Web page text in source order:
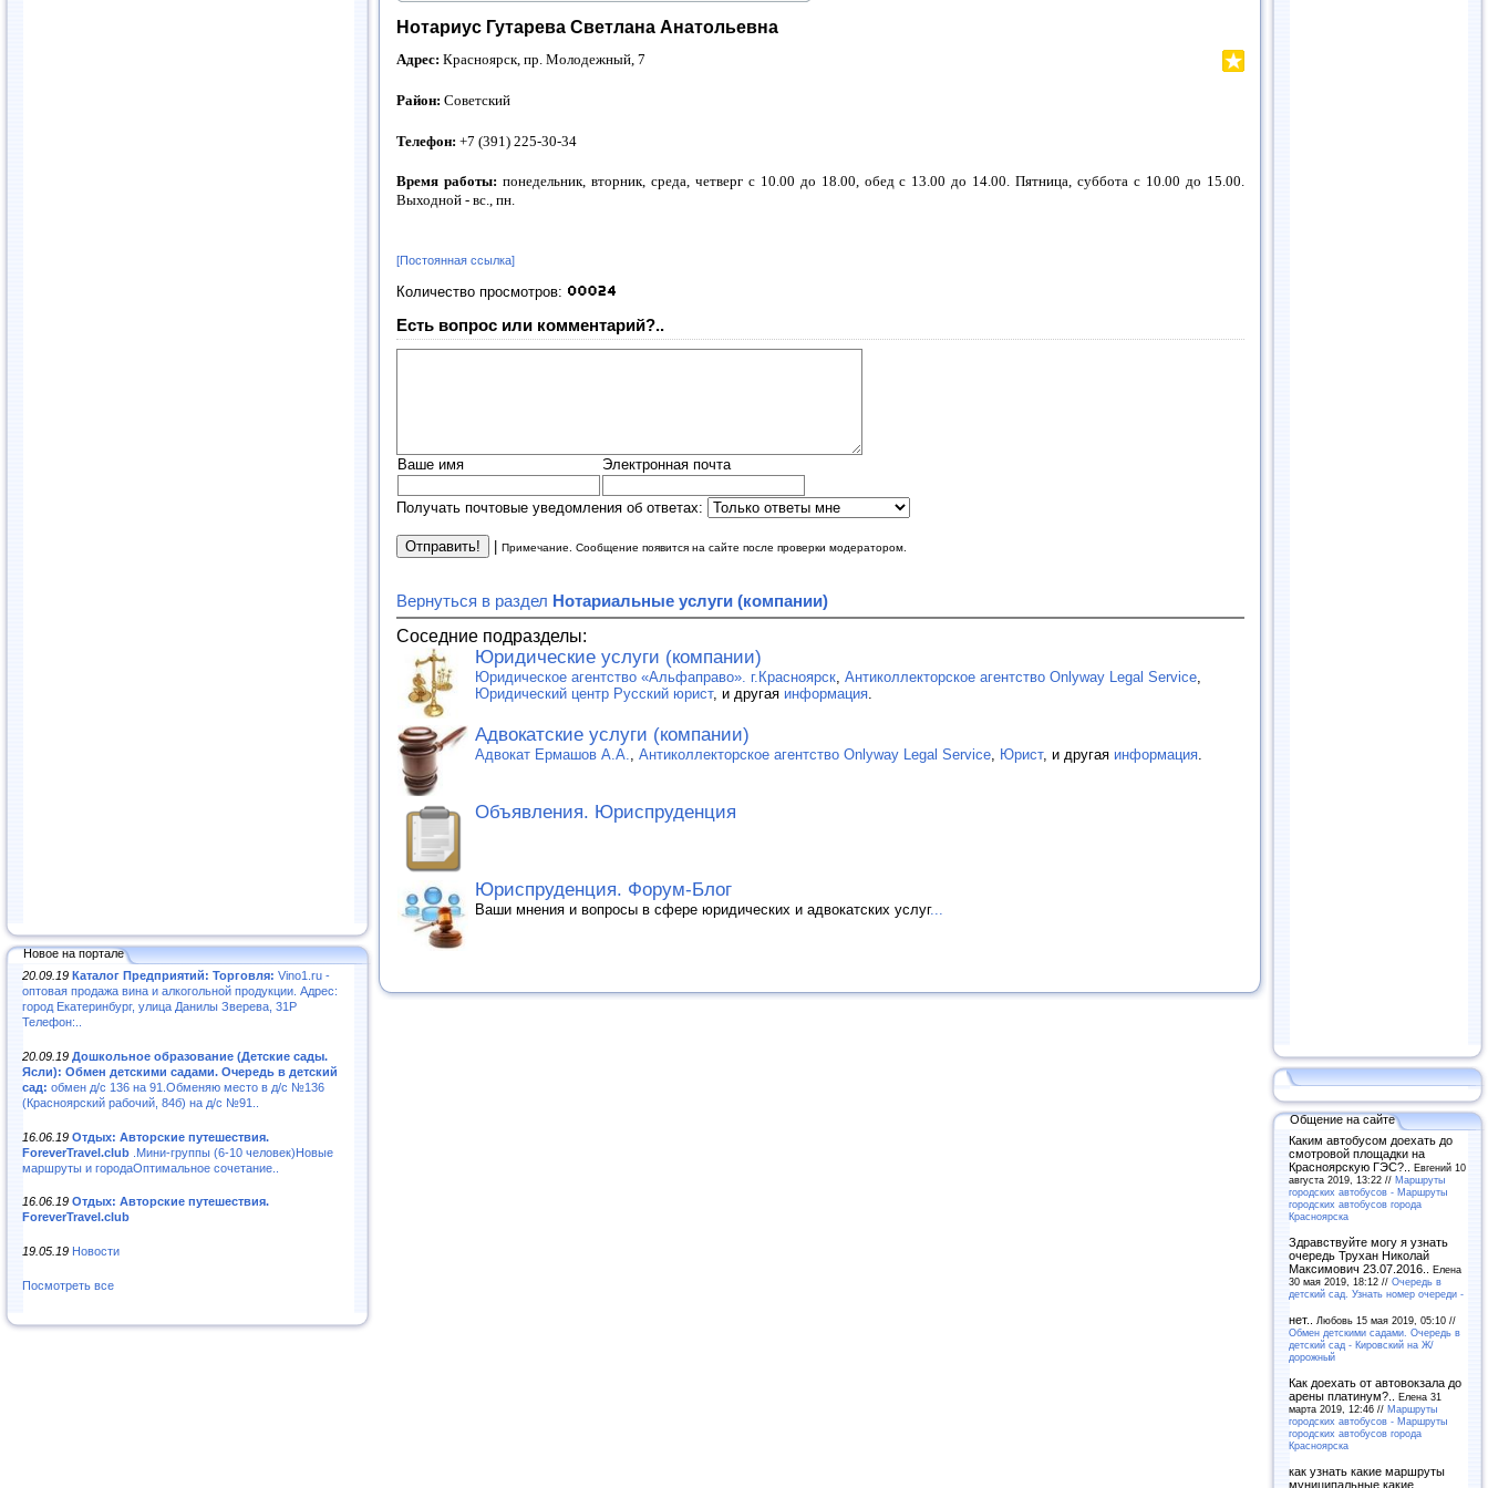
Новое на портале
20.09.19 Каталог Предприятий: Торговля: Vino1.ru -
оптовая продажа вина и алкогольной продукции. Адрес:
город Екатеринбург, улица Данилы Зверева, 31Р
Телефон:..
20.09.19 Дошкольное образование (Детские сады.
Ясли): Обмен детскими садами. Очередь в детский
сад: обмен д/с 136 на 91.Обменяю место в д/с №136
(Красноярский рабочий, 84б) на д/с №91..
16.06.19 Отдых: Авторские путешествия.
ForeverTravel.club .Мини-группы (6-10 человек)Новые
маршруты и городаОптимальное сочетание..
16.06.19 Отдых: Авторские путешествия.
ForeverTravel.club
19.05.19 Новости
Посмотреть все
Нотариус Гутарева Светлана Анатольевна
Адрес: Красноярск, пр. Молодежный, 7
Район: Советский
Телефон: +7 (391) 225-30-34
Время работы: понедельник, вторник, среда, четверг с 10.00 до 18.00, обед с 13.00 до 14.00. Пятница, суббота с 10.00 до 15.00.
Выходной - вс., пн.
[Постоянная ссылка]
Количество просмотров:
Есть вопрос или комментарий?..
Ваше имя Электронная почта
Получать почтовые уведомления об ответах:
| Примечание. Сообщение появится на сайте после проверки модератором.
Вернуться в раздел Нотариальные услуги (компании)
Соседние подразделы:
Юридические услуги (компании)
Юридическое агентство «Альфаправо». г.Красноярск Антиколлекторское агентство Onlyway Legal Service
Юридический центр Русский юрист, и другая информация
Адвокатские услуги (компании)
Адвокат Ермашов А.А. Антиколлекторское агентство Onlyway Legal Service Юрист, и другая информация
Объявления. Юриспруденция
Юриспруденция. Форум-Блог
Ваши мнения и вопросы в сфере юридических и адвокатских услуг...
Общение на сайте
Каким автобусом доехать до
смотровой площадки на
Красноярскую ГЭС?.. Евгений 10
августа 2019, 13:22 // Маршруты
городских автобусов - Маршруты
городских автобусов города
Красноярска
Здравствуйте могу я узнать
очередь Трухан Николай
Максимович 23.07.2016.. Елена
30 мая 2019, 18:12 // Очередь в
детский сад. Узнать номер очереди -
нет..
Любовь 15 мая 2019, 05:10 //
Обмен детскими садами. Очередь в
детский сад - Кировский на Ж/
дорожный
Как доехать от автовокзала до
арены платинум?.. Елена 31
марта 2019, 12:46 // Маршруты
городских автобусов - Маршруты
городских автобусов города
Красноярска
как узнать какие маршруты
муниципальные какие